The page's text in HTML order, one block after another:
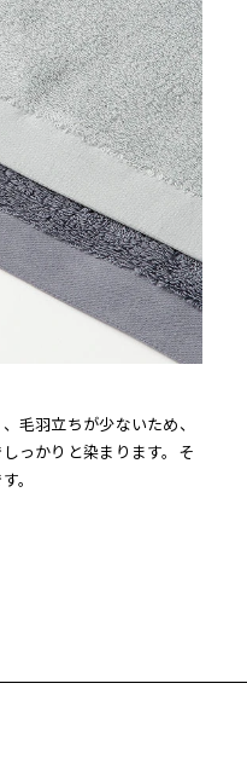
毛羽立ちが少ないため、
っかりと染まります。そ
。